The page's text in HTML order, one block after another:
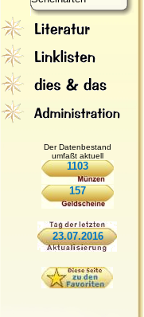
Der Datenbestand
umfaßt aktuell
1103
157
23.07.2016